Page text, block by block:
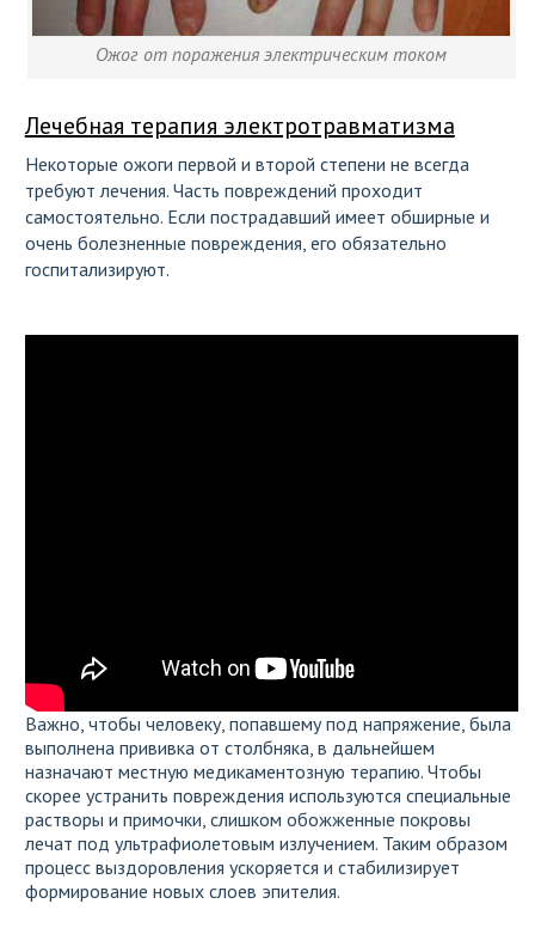
Ожог от поражения электрическим током
Лечебная терапия электротравматизма
Некоторые ожоги первой и второй степени не всегда
требуют лечения. Часть повреждений проходит
самостоятельно. Если пострадавший имеет обширные и
очень болезненные повреждения, его обязательно
госпитализируют.
Важно, чтобы человеку, попавшему под напряжение, была
выполнена прививка от столбняка, в дальнейшем
назначают местную медикаментозную терапию. Чтобы
скорее устранить повреждения используются специальные
растворы и примочки, слишком обожженные покровы
лечат под ультрафиолетовым излучением. Таким образом
процесс выздоровления ускоряется и стабилизирует
формирование новых слоев эпителия.